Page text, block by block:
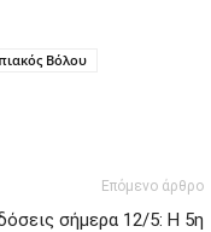
Βόλου
Επόμενο άρθρο
σήμερα 12/5: Η 5η